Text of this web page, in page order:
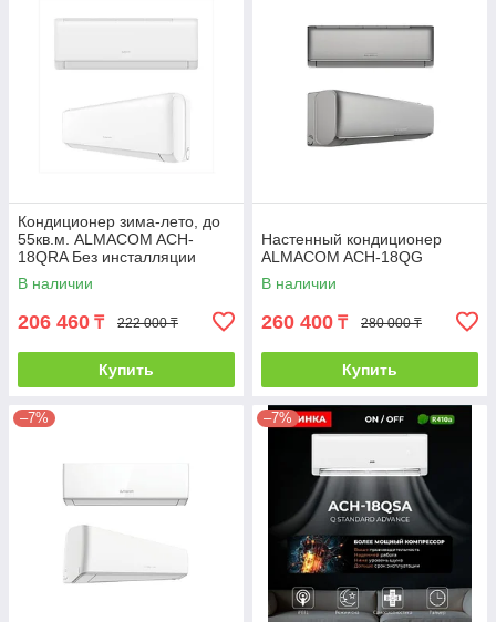
Кондиционер зима-лето, до
55кв.м. ALMACOM ACH-
18QRA Без инсталляции
В наличии
206 460 ₸ 222 000 ₸
Купить
Настенный кондиционер
ALMACOM ACH-18QG
В наличии
260 400 ₸ 280 000 ₸
Купить
–7% –7%